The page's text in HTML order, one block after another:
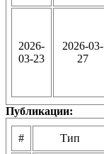
2026-
03-23
2026-03-
27
Публикации:
# Тип